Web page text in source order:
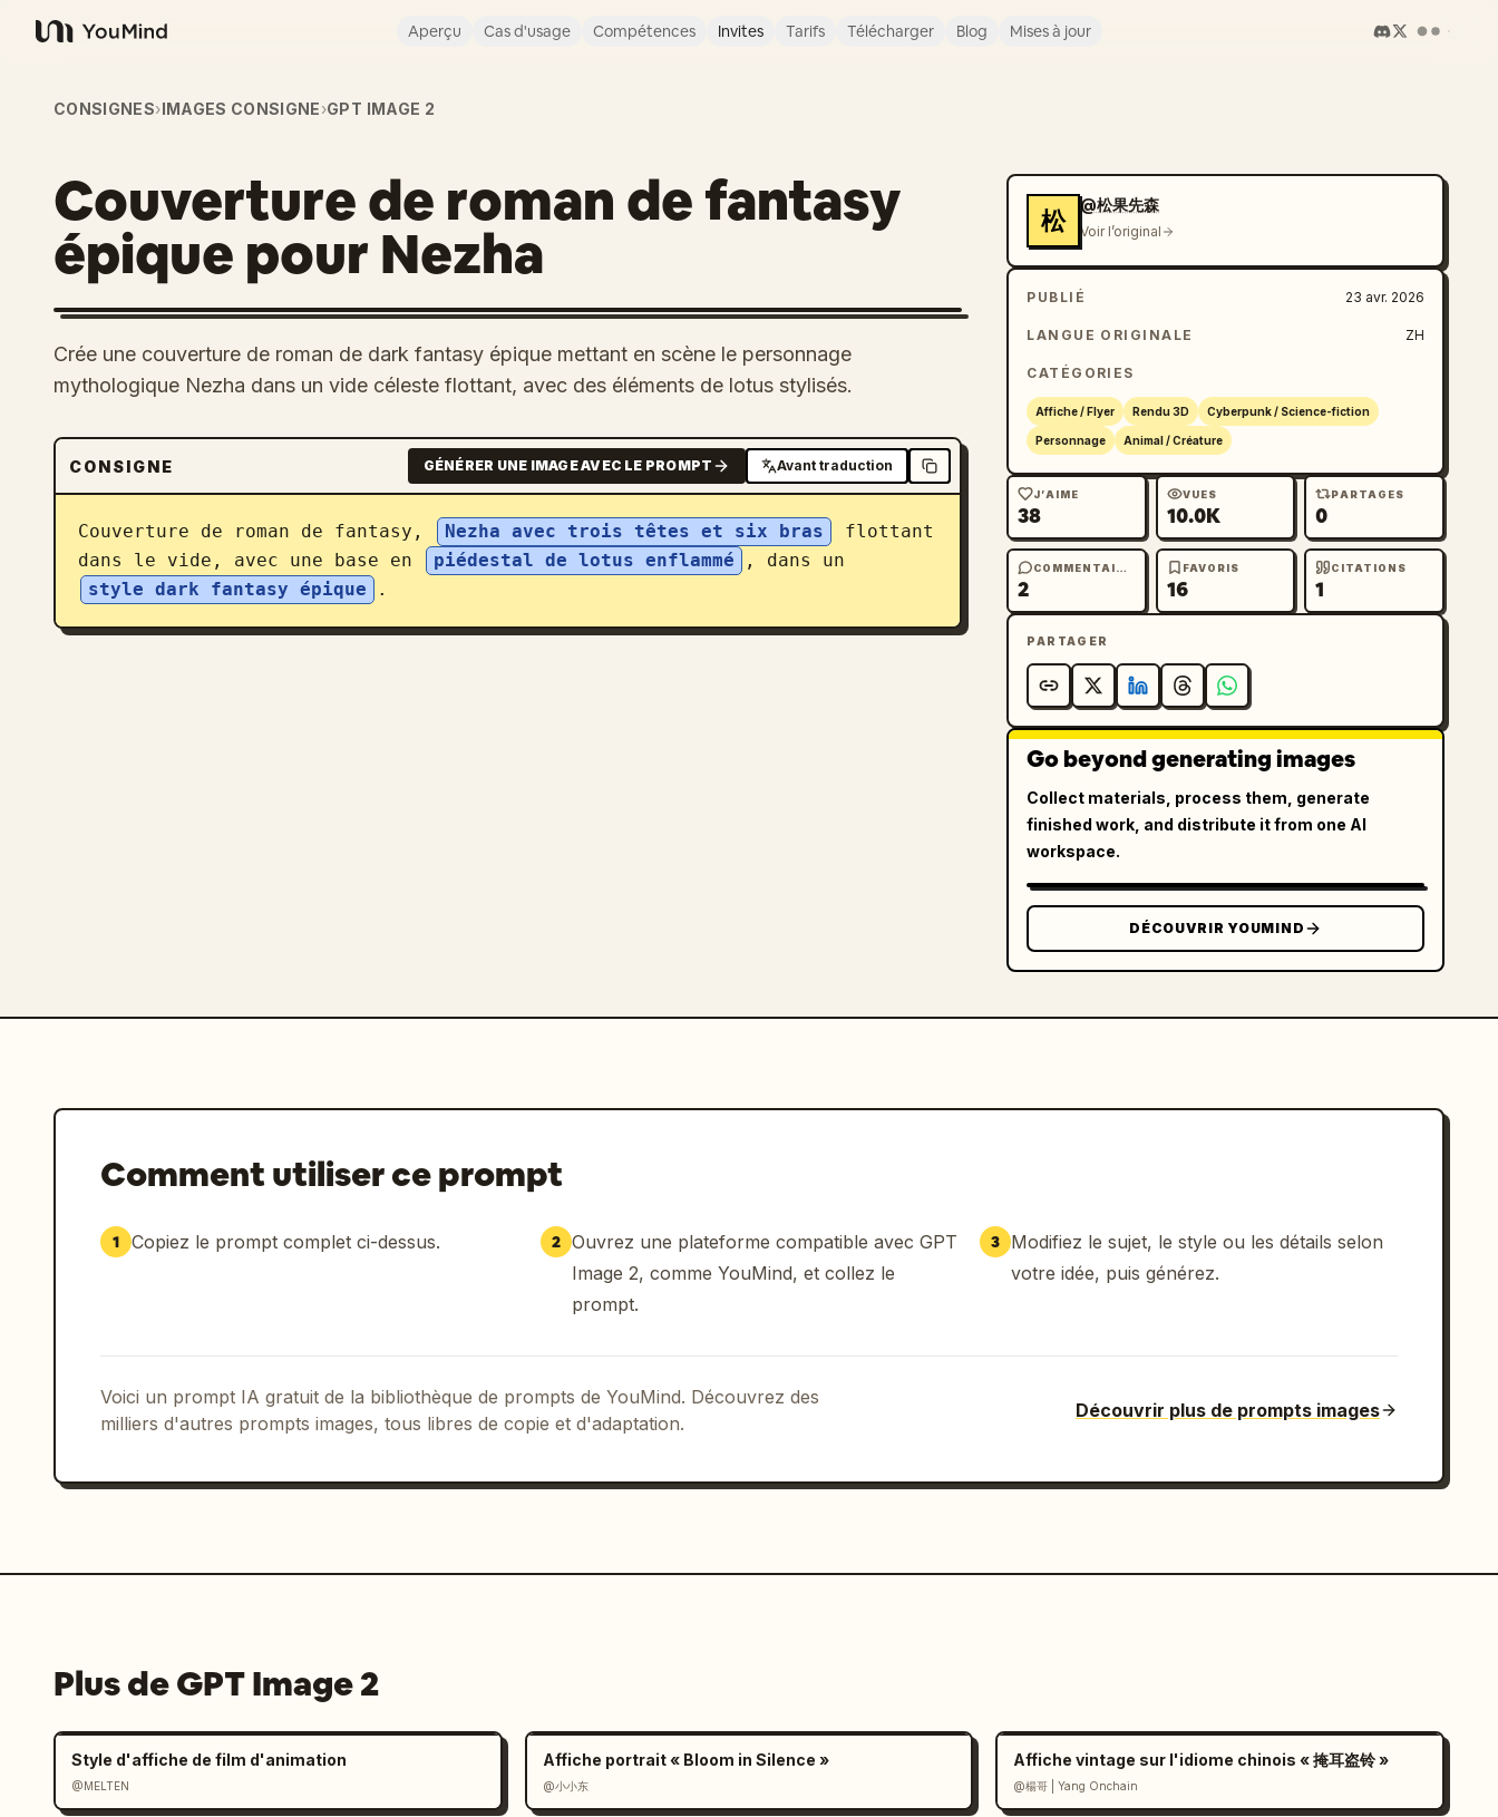
YouMind
Aperçu Cas d'usage Compétences Invites Tarifs Télécharger Blog Mises à jour
CONSIGNES›IMAGES CONSIGNE›GPT IMAGE 2
Couverture de roman de fantasy
épique pour Nezha
Crée une couverture de roman de dark fantasy épique mettant en scène le personnage
mythologique Nezha dans un vide céleste flottant, avec des éléments de lotus stylisés.
CONSIGNE GÉNÉRER UNE IMAGE AVEC LE PROMPT Avant traduction
Couverture de roman de fantasy, Nezha avec trois têtes et six bras
flottant
dans le vide, avec une base en
piédestal de lotus enflammé
, dans un
style dark fantasy épique
.
松
@松果先森
Voir l’original
PUBLIÉ 23 avr. 2026
LANGUE ORIGINALE ZH
CATÉGORIES
Affiche / Flyer Rendu 3D Cyberpunk / Science-fiction
Personnage Animal / Créature
J’AIME
38
VUES
10.0K
PARTAGES
0
COMMENTAIRES
2
FAVORIS
16
CITATIONS
1
PARTAGER
Go beyond generating images
Collect materials, process them, generate
finished work, and distribute it from one AI
workspace.
DÉCOUVRIR YOUMIND
Comment utiliser ce prompt
1 Copiez le prompt complet ci-dessus. 2 Ouvrez une plateforme compatible avec GPT
Image 2, comme YouMind, et collez le
prompt.
3
Modifiez le sujet, le style ou les détails selon
votre idée, puis générez.
Voici un prompt IA gratuit de la bibliothèque de prompts de YouMind. Découvrez des
milliers d'autres prompts images, tous libres de copie et d'adaptation.
Découvrir plus de prompts images
Plus de GPT Image 2
Style d'affiche de film d'animation
@MELTEN
Affiche portrait « Bloom in Silence »
@小小东
Affiche vintage sur l'idiome chinois « 掩耳盗铃 »
@楊哥 | Yang Onchain